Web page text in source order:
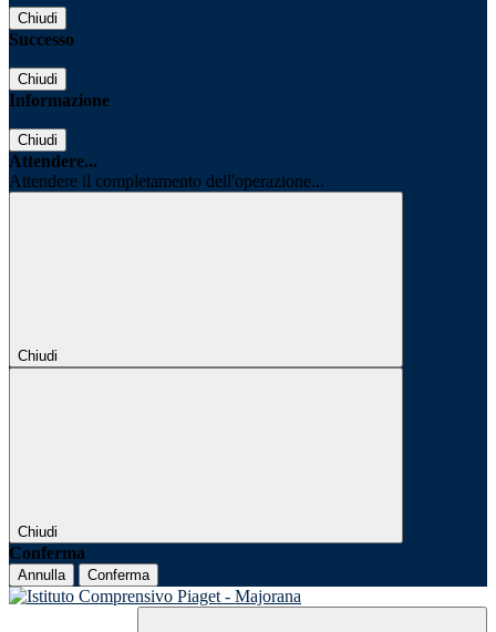
Chiudi
Successo
Chiudi
Informazione
Chiudi
Attendere...
Attendere il completamento dell'operazione...
Chiudi
Chiudi
Conferma
Annulla Conferma